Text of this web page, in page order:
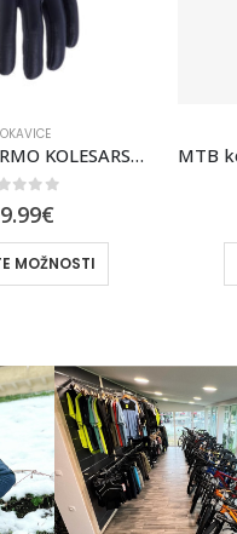
MTB kolesarske rokavice 100% Ridecamp – Black
€
MOŽNOSTI